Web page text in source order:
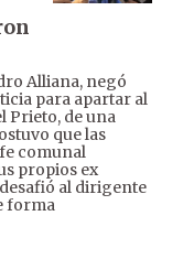
Alliana, negó
para apartar al
Prieto, de una
que las
comunal
propios ex
al dirigente
forma